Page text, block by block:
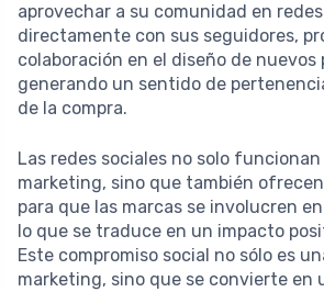
aprovechar a su comunidad en
directamente con sus seguidores,
colaboración en el diseño de
generando un sentido de
de la compra.
Las redes sociales no solo
marketing, sino que también
para que las marcas se involucren
lo que se traduce en un impacto
Este compromiso social no sólo es
marketing, sino que se convierte en